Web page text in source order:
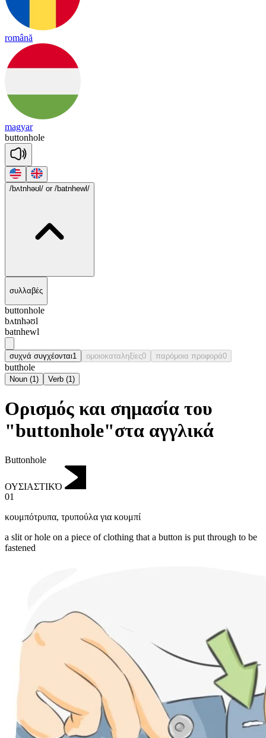
română
magyar
buttonhole
/bʌtnhəʊl/ or /batnhewl/
συλλαβές
buttonhole
bʌtnhəʊl
batnhewl
συχνά συγχέονται1 ομοιοκαταληξίες0 παρόμοια προφορά0
butthole
Noun (1) Verb (1)
Ορισμός και σημασία του
"buttonhole"στα αγγλικά
Buttonhole
ΟΥΣΙΑΣΤΙΚΌ
01
κουμπότρυπα, τρυπούλα για κουμπί
a slit or hole on a piece of clothing that a button is put through to be
fastened